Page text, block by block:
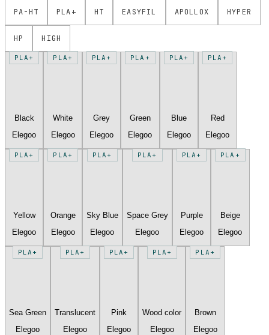
PA-HT PLA+ HT EASYFIL APOLLOX HYPER
HP HIGH
PLA+
Black
Elegoo
PLA+
White
Elegoo
PLA+
Grey
Elegoo
PLA+
Green
Elegoo
PLA+
Blue
Elegoo
PLA+
Red
Elegoo
PLA+
Yellow
Elegoo
PLA+
Orange
Elegoo
PLA+
Sky Blue
Elegoo
PLA+
Space Grey
Elegoo
PLA+
Purple
Elegoo
PLA+
Beige
Elegoo
PLA+
Sea Green
Elegoo
PLA+
Translucent
Elegoo
PLA+
Pink
Elegoo
PLA+
Wood color
Elegoo
PLA+
Brown
Elegoo